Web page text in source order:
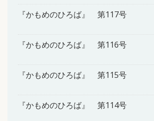
『かもめのひろば』 第117号
『かもめのひろば』 第116号
『かもめのひろば』 第115号
『かもめのひろば』 第114号